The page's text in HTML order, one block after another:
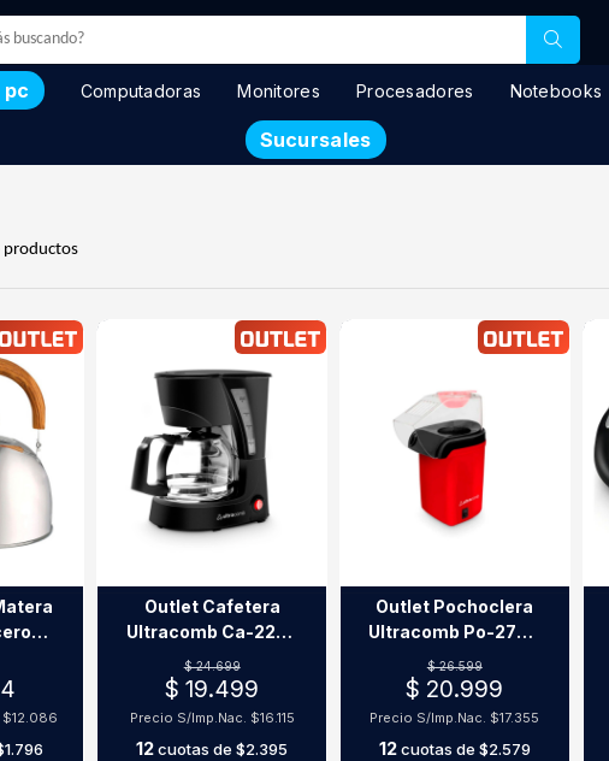
pc Computadoras Monitores Procesadores Notebooks
Sucursales
productos
Símil
$12.086
Outlet Cafetera
Ultracomb Ca-2203
650Ml 600W
$ 24.699
$ 19.499
Precio S/Imp.Nac. $16.115
12cuotas de$2.395
Outlet Pochoclera
Ultracomb Po-2700
1200W Aire Caliente
$ 26.599
$ 20.999
Precio S/Imp.Nac. $17.355
12cuotas de $2.579